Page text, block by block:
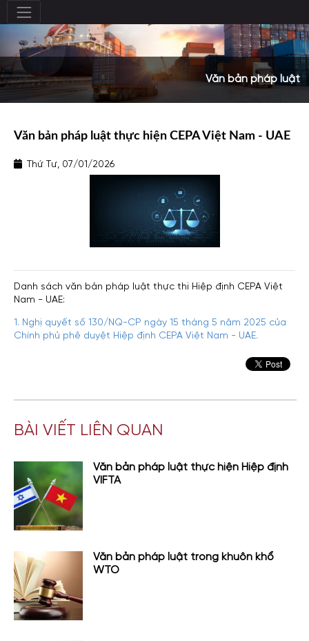
Văn bản pháp luật
Văn bản pháp luật thực hiện CEPA Việt Nam - UAE
Thứ Tư, 07/01/2026
Danh sách văn bản pháp luật thực thi Hiệp định CEPA Việt
Nam - UAE:
1. Nghị quyết số 130/NQ-CP ngày 15 tháng 5 năm 2025 của
Chính phủ phê duyệt Hiệp định CEPA Việt Nam - UAE.
BÀI VIẾT LIÊN QUAN
Văn bản pháp luật thực hiện Hiệp định
VIFTA
Văn bản pháp luật trong khuôn khổ
WTO